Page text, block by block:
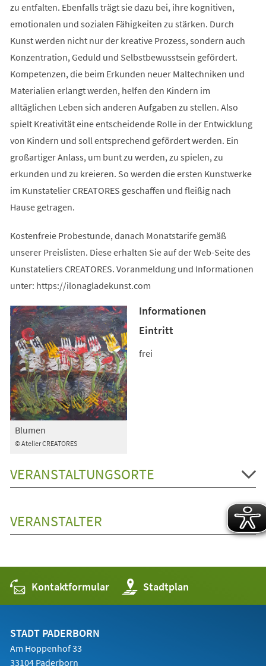
zu entfalten. Ebenfalls trägt sie dazu bei, ihre kognitiven,
emotionalen und sozialen Fähigkeiten zu stärken. Durch
Kunst werden nicht nur der kreative Prozess, sondern auch
Konzentration, Geduld und Selbstbewusstsein gefördert.
Kompetenzen, die beim Erkunden neuer Maltechniken und
Materialien erlangt werden, helfen den Kindern im
alltäglichen Leben sich anderen Aufgaben zu stellen. Also
spielt Kreativität eine entscheidende Rolle in der Entwicklung
von Kindern und soll entsprechend gefördert werden. Ein
großartiger Anlass, um bunt zu werden, zu spielen, zu
erkunden und zu kreieren. So werden die ersten Kunstwerke
im Kunstatelier CREATORES geschaffen und fleißig nach
Hause getragen.
Kostenfreie Probestunde, danach Monatstarife gemäß
unserer Preislisten. Diese erhalten Sie auf der Web-Seite des
Kunstateliers CREATORES. Voranmeldung und Informationen
unter: https://ilonagladekunst.com
© Atelier CREATORES
Blumen
Informationen
Eintritt
frei
VERANSTALTUNGSORTE
VERANSTALTER
Kontaktformular Stadtplan
(Öffnet
in
einem
STADT PADERBORN
Am Hoppenhof 33
33104 Paderborn